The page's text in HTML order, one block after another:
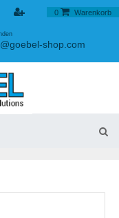
0 Warenkorb
shop.com